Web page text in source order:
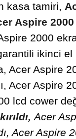
kasa tamiri,
Aspire
2000
ikinci
Acer Aspire
Acer Aspire
lcd cower
Acer
Acer